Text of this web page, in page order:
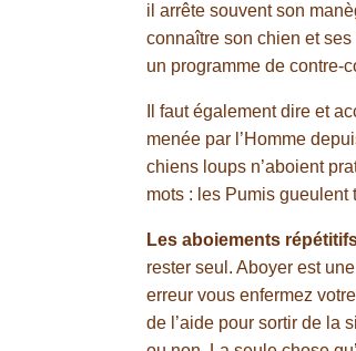
il arrête souvent son
connaître son chien et
un programme de contre-
Il faut également dire et
menée par l’Homme
chiens loups n’aboient
mots : les Pumis gueulent
Les aboiements
rester seul. Aboyer est
erreur vous enfermez
de l’aide pour sortir de la